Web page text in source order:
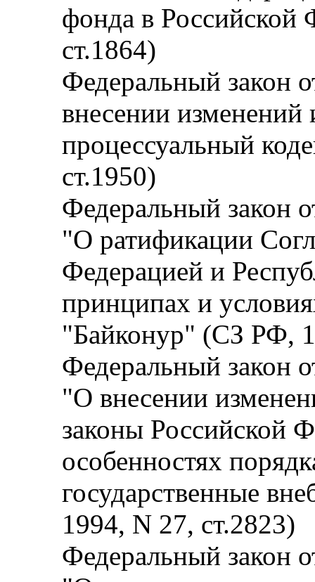
фонда в
ст.1864)
Федеральный закон
внесении
процессуальный
ст.1950)
Федеральный закон
"О ратификации
Федерацией и
принципах и
"Байконур" (СЗ РФ,
Федеральный закон
"О внесении
законы Российской
особенностях
государственные
1994, N 27, ст.2823)
Федеральный закон